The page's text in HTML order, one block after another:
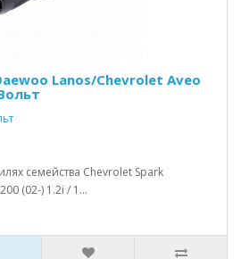
Lanos/Chevrolet Aveo
семейства Chevrolet Spark
(02-) 1.2i / 1...